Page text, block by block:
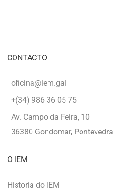
CONTACTO
oficina@iem.gal
+(34) 986 36 05 75
Av. Campo da Feira, 10
36380 Gondomar, Pontevedra
O IEM
Historia do IEM